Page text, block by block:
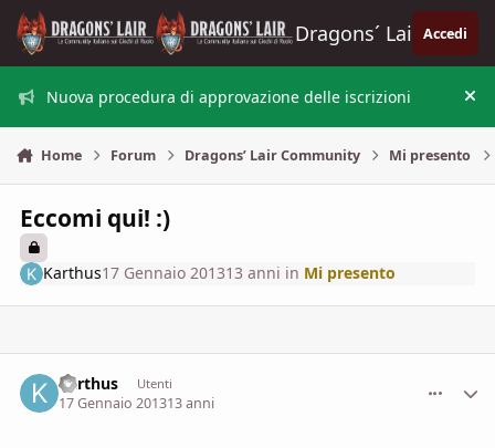
Vai al contenuto
Dragons´ Lair Accedi
Nuova procedura di approvazione delle iscrizioni
Home Forum Dragons’ Lair Community Mi presento
Eccomi qui! :)
Karthus17 Gennaio 201313 anni in Mi presento
Karthus Utenti
17 Gennaio 201313 anni